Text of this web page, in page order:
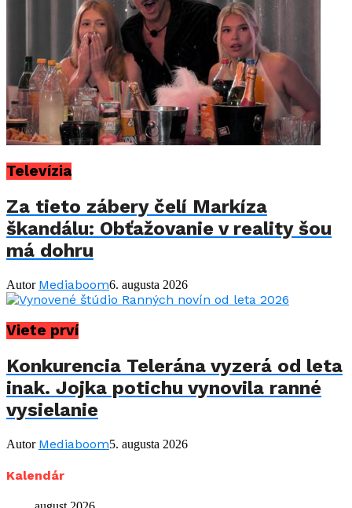
Televízia
Za tieto zábery čelí Markíza
škandálu: Obťažovanie v reality šou
má dohru
Autor Mediaboom6. augusta 2026
Viete prví
Konkurencia Telerána vyzerá od leta
inak. Jojka potichu vynovila ranné
vysielanie
Autor Mediaboom5. augusta 2026
Kalendár